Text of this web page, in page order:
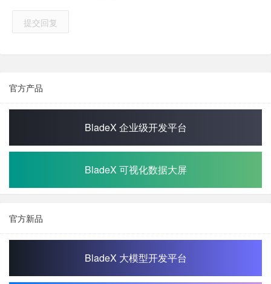
提交回复
官方产品
BladeX 企业级开发平台
BladeX 可视化数据大屏
官方新品
BladeX 大模型开发平台